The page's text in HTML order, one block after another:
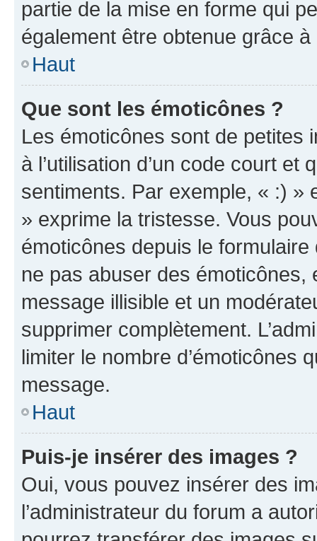
partie de la mise en forme qui
également être obtenue grâce à
Haut
Que sont les émoticônes ?
Les émoticônes sont de petites
à l’utilisation d’un code court et
sentiments. Par exemple, « :) »
» exprime la tristesse. Vous
émoticônes depuis le
ne pas abuser des
message illisible et un
supprimer complètement.
limiter le nombre d’émoticônes
message.
Haut
Puis-je insérer des images ?
Oui, vous pouvez insérer des
l’administrateur du forum a